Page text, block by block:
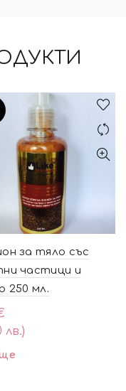
за тяло със
частици и
250 мл.
лв.)